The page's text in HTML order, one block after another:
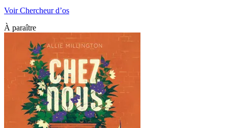
Voir Chercheur d’os
À paraître